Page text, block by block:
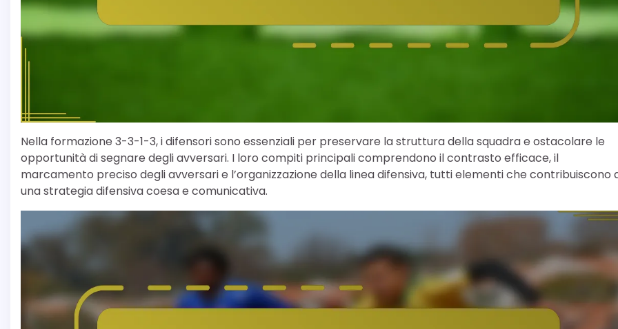
Nella formazione 3-3-1-3, i difensori sono essenziali per preservare la struttura della squadra e ostacolare le
opportunità di segnare degli avversari. I loro compiti principali comprendono il contrasto efficace, il
marcamento preciso degli avversari e l’organizzazione della linea difensiva, tutti elementi che contribuiscono
una strategia difensiva coesa e comunicativa.